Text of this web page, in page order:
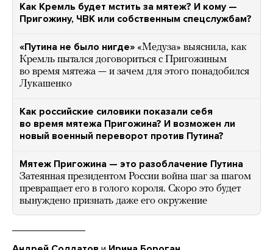
Как Кремль будет мстить за мятеж? И кому —
Пригожину, ЧВК или собственным спецслужбам?
«Путина не было нигде» «Медуза» выяснила, как
Кремль пытался договориться с Пригожиным
во время мятежа — и зачем для этого понадобился
Лукашенко
Как российские силовики показали себя
во время мятежа Пригожина? И возможен ли
новый военный переворот против Путина?
Мятеж Пригожина — это разоблачение Путина
Затеянная президентом России война шаг за шагом
превращает его в голого короля. Скоро это будет
вынуждено признать даже его окружение